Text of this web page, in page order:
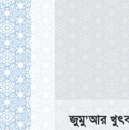
জুমু’আর